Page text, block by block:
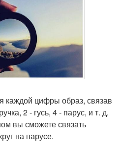
каждой цифры образ, связав
2 - гусь, 4 - парус, и т. д.
вы сможете связать
на парусе.